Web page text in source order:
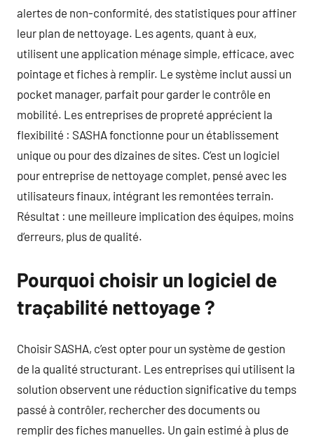
alertes de non-conformité, des statistiques pour affiner
leur plan de nettoyage. Les agents, quant à eux,
utilisent une application ménage simple, efficace, avec
pointage et fiches à remplir. Le système inclut aussi un
pocket manager, parfait pour garder le contrôle en
mobilité. Les entreprises de propreté apprécient la
flexibilité : SASHA fonctionne pour un établissement
unique ou pour des dizaines de sites. C’est un logiciel
pour entreprise de nettoyage complet, pensé avec les
utilisateurs finaux, intégrant les remontées terrain.
Résultat : une meilleure implication des équipes, moins
d’erreurs, plus de qualité.
Pourquoi choisir un logiciel de
traçabilité nettoyage ?
Choisir SASHA, c’est opter pour un système de gestion
de la qualité structurant. Les entreprises qui utilisent la
solution observent une réduction significative du temps
passé à contrôler, rechercher des documents ou
remplir des fiches manuelles. Un gain estimé à plus de